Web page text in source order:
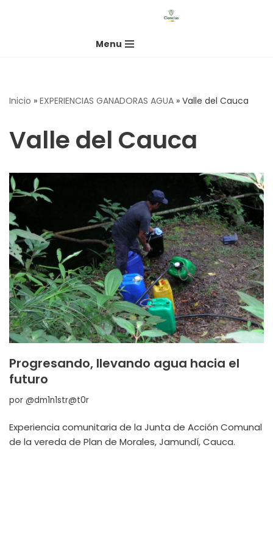
Menu
Inicio » EXPERIENCIAS GANADORAS AGUA » Valle del Cauca
Valle del Cauca
Progresando, llevando agua hacia el
futuro
por @dm1n1str@t0r
Experiencia comunitaria de la Junta de Acción Comunal
de la vereda de Plan de Morales, Jamundí, Cauca.